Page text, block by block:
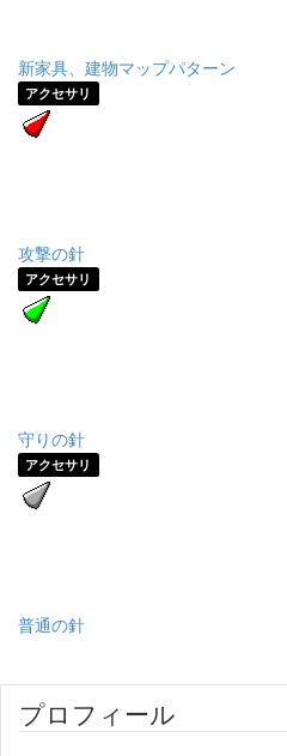
新家具、建物マップパターン
アクセサリ
攻撃の針
アクセサリ
守りの針
アクセサリ
普通の針
プロフィール